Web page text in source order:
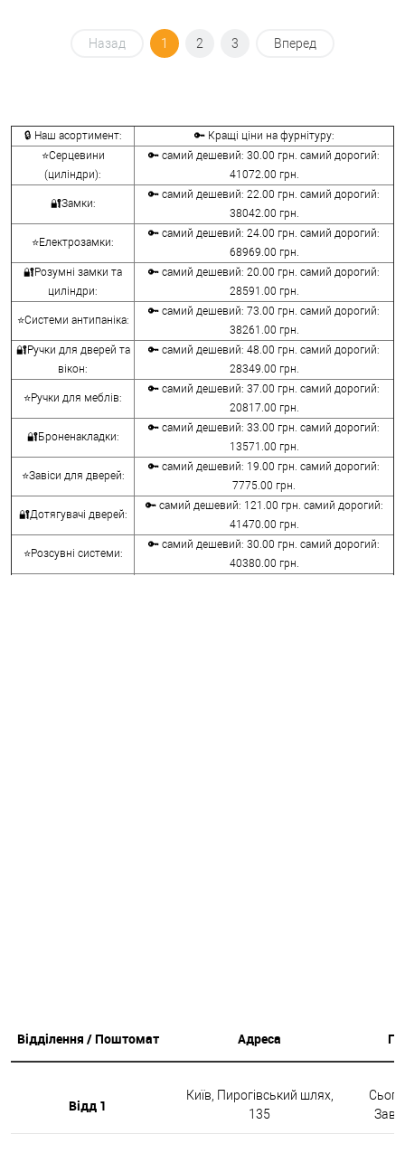
Назад 1 2 3 Вперед
🔒 Наш асортимент:
🔑 Кращі ціни на фурнітуру:
⭐Серцевини
(циліндри):
🔑 самий дешевий: 30.00 грн. самий дорогий:
41072.00 грн.
🔐Замки:
🔑 самий дешевий: 22.00 грн. самий дорогий:
38042.00 грн.
⭐Електрозамки:
🔑 самий дешевий: 24.00 грн. самий дорогий:
68969.00 грн.
🔐Розумні замки та
циліндри:
🔑 самий дешевий: 20.00 грн. самий дорогий:
28591.00 грн.
⭐Системи антипаніка:
🔑 самий дешевий: 73.00 грн. самий дорогий:
38261.00 грн.
🔐Ручки для дверей та
вікон:
🔑 самий дешевий: 48.00 грн. самий дорогий:
28349.00 грн.
⭐Ручки для меблів:
🔑 самий дешевий: 37.00 грн. самий дорогий:
20817.00 грн.
🔐Броненакладки:
🔑 самий дешевий: 33.00 грн. самий дорогий:
13571.00 грн.
⭐Завіси для дверей:
🔑 самий дешевий: 19.00 грн. самий дорогий:
7775.00 грн.
🔐Дотягувачі дверей:
🔑 самий дешевий: 121.00 грн. самий дорогий:
41470.00 грн.
⭐Розсувні системи:
🔑 самий дешевий: 30.00 грн. самий дорогий:
40380.00 грн.
Відділення / Поштомат Адреса
Відд 1
Київ, Пирогівський шлях,
135